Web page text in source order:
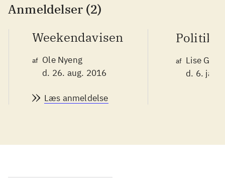
Anmeldelser (2)
Weekendavisen
af Ole Nyeng
d. 26. aug. 2016
Læs anmeldelse
af Lise
d. 6. jan.